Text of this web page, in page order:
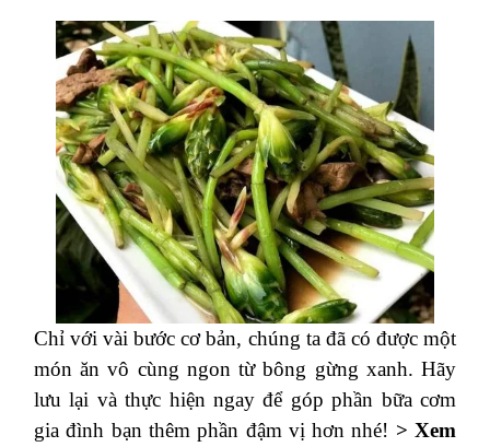
Chỉ với vài bước cơ bản, chúng ta đã có được một
món ăn vô cùng ngon từ bông gừng xanh. Hãy
lưu lại và thực hiện ngay để góp phần bữa cơm
gia đình bạn thêm phần đậm vị hơn nhé! > Xem